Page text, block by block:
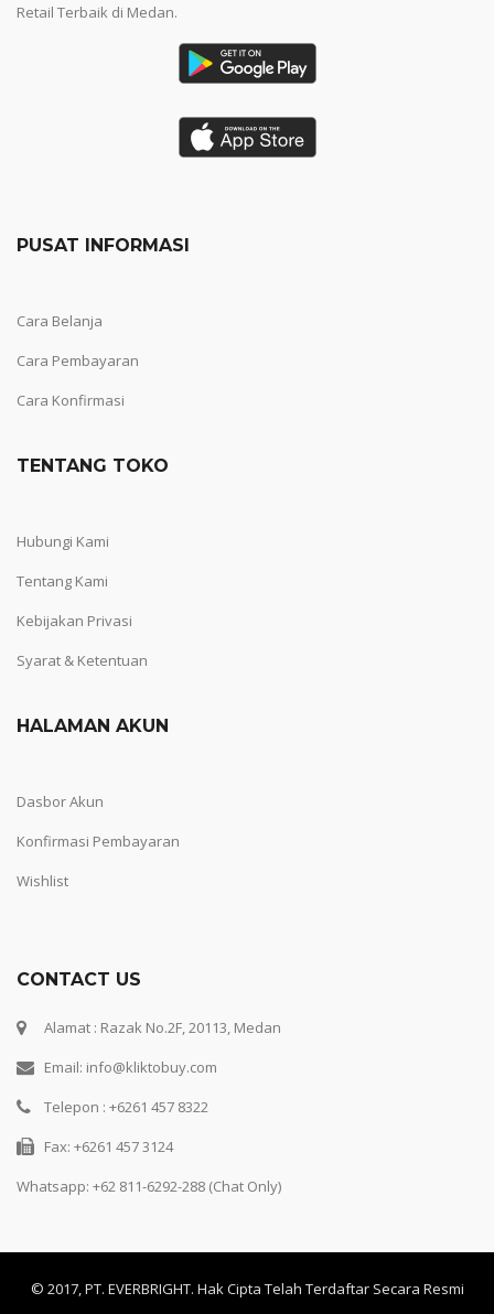
Retail Terbaik di Medan.
PUSAT INFORMASI
Cara Belanja
Cara Pembayaran
Cara Konfirmasi
TENTANG TOKO
Hubungi Kami
Tentang Kami
Kebijakan Privasi
Syarat & Ketentuan
HALAMAN AKUN
Dasbor Akun
Konfirmasi Pembayaran
Wishlist
CONTACT US
Alamat : Razak No.2F, 20113, Medan
Email: info@kliktobuy.com
Telepon : +6261 457 8322
Fax: +6261 457 3124
Whatsapp: +62 811-6292-288 (Chat Only)
© 2017, PT. EVERBRIGHT. Hak Cipta Telah Terdaftar Secara Resmi